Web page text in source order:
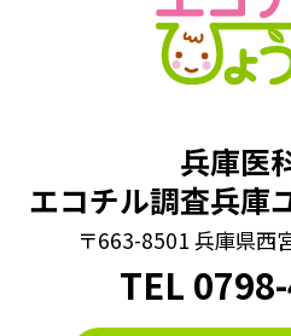
兵庫医
エコチル調査兵庫
〒663-8501 兵庫県西
TEL 0798-